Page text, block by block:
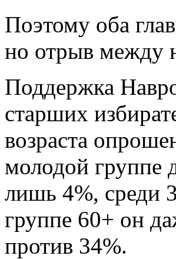
Поэтому оба
но отрыв между
Поддержка
старших
возраста
молодой группе
лишь 4%, среди
группе 60+ он
против 34%.